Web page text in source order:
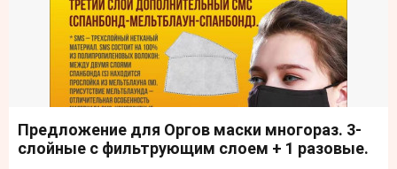
Предложение для Оргов маски многораз. 3-
слойные с фильтрующим слоем + 1 разовые.